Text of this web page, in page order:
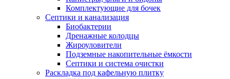
Комплектующие для бочек
Септики и канализация
Биобактерии
Дренажные колодцы
Жироуловители
Подземные накопительные ёмкости
Септики и система очистки
Раскладка под кафельную плитку